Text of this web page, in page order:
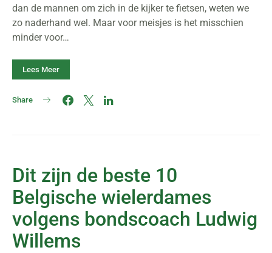
dan de mannen om zich in de kijker te fietsen, weten we
zo naderhand wel. Maar voor meisjes is het misschien
minder voor…
Lees Meer
Share
Dit zijn de beste 10
Belgische wielerdames
volgens bondscoach Ludwig
Willems